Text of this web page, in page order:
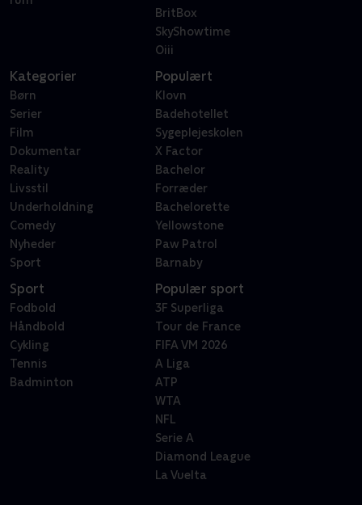
BritBox
SkyShowtime
Oiii
Kategorier
Børn
Serier
Film
Dokumentar
Reality
Livsstil
Underholdning
Comedy
Nyheder
Sport
Populært
Klovn
Badehotellet
Sygeplejeskolen
X Factor
Bachelor
Forræder
Bachelorette
Yellowstone
Paw Patrol
Barnaby
Sport
Fodbold
Håndbold
Cykling
Tennis
Badminton
Populær sport
3F Superliga
Tour de France
FIFA VM 2026
A Liga
ATP
WTA
NFL
Serie A
Diamond League
La Vuelta